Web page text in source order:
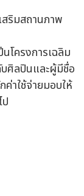
โครงการเฉลิม
ศิลปินและผู้มีชื่อ
ค่าใช้จ่ายมอบให้